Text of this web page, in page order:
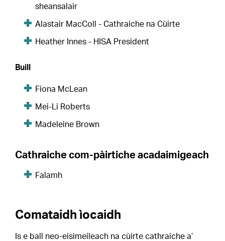
sheansalair
Alastair MacColl - Cathraiche na Cùirte
Heather Innes - HISA President
Buill
Fiona McLean
Mei-Li Roberts
Madeleine Brown
Cathraiche com-pàirtiche acadaimigeach
Falamh
Comataidh ìocaidh
Is e ball neo-eisimeileach na cùirte cathraiche a’